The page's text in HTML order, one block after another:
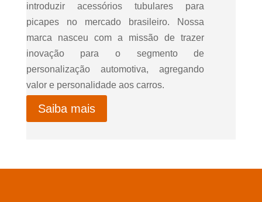
introduzir acessórios tubulares para
picapes no mercado brasileiro. Nossa
marca nasceu com a missão de trazer
inovação para o segmento de
personalização automotiva, agregando
valor e personalidade aos carros.
Saiba mais